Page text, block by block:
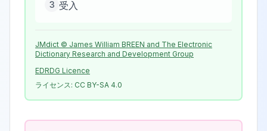
3 受入
JMdict © James William BREEN and The Electronic
Dictionary Research and Development Group
EDRDG Licence
ライセンス: CC BY-SA 4.0